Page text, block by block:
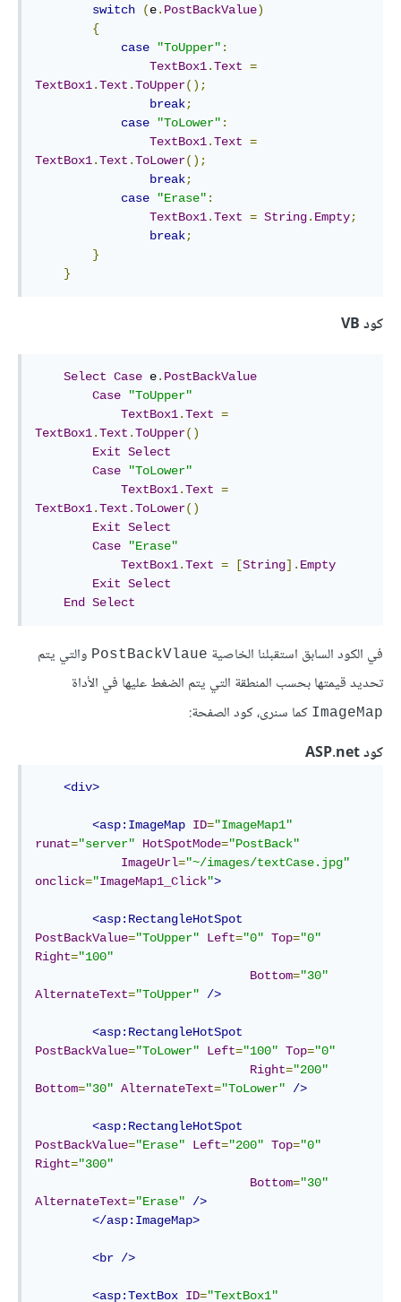
switch
(e. PostBackValue)
{
case
"ToUpper" :
TextBox1.Text =
TextBox1.Text .ToUpper();
break;
case
"ToLower" :
TextBox1.Text =
TextBox1.Text .ToLower();
break;
case
"Erase" :
TextBox1.Text = String. Empty;
break;
}
}
كود VB
Select Case e. PostBackValue
Case
"ToUpper"
TextBox1.Text =
TextBox1.Text .ToUpper()
Exit Select
Case
"ToLower"
TextBox1.Text =
TextBox1.Text .ToLower()
Exit Select
Case
"Erase"
TextBox1.Text = [String]. Empty
Exit Select
End Select
في الكود السابق استقبلنا الخاصية PostBackVlaue والتي يتم
تحديد قيمتها بحسب المنطقة التي يتم الضغط عليها في الأداة
ImageMap كما سنرى، كود الصفحة:
كود ASP.net
<div>
<asp:ImageMap ID="ImageMap1"
runat="server" HotSpotMode="PostBack"
ImageUrl="~/images/textCase.jpg"
onclick="ImageMap1_Click">
<asp:RectangleHotSpot
PostBackValue="ToUpper" Left="0" Top="0"
Right="100"
Bottom="30"
AlternateText="ToUpper" />
<asp:RectangleHotSpot
PostBackValue="ToLower" Left="100" Top="0"
Right="200"
Bottom="30" AlternateText="ToLower" />
<asp:RectangleHotSpot
PostBackValue="Erase" Left="200" Top="0"
Right="300"
Bottom="30"
AlternateText="Erase"
/>
</asp:ImageMap>
<br />
<asp:TextBox ID="TextBox1"